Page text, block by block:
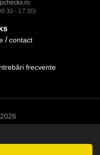
- 17:30)
contact
frecvente